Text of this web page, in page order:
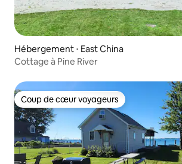
Hébergement ⋅ East China
Cottage à Pine River
Coup de cœur voyageurs
Coup de cœur voyageurs